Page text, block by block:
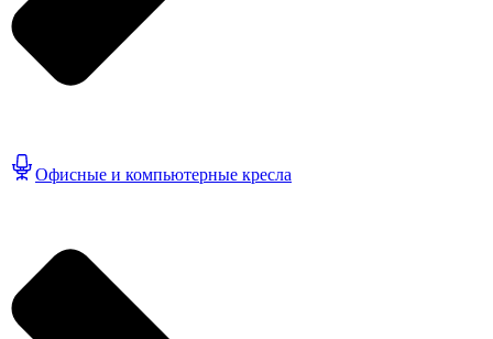
Офисные и компьютерные кресла